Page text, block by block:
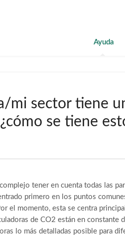
Ayuda
mi sector tiene
se tiene
tener en cuenta todas las
primero en los puntos
el momento, esta se centra
de CO2 están en
lo más detalladas posible para